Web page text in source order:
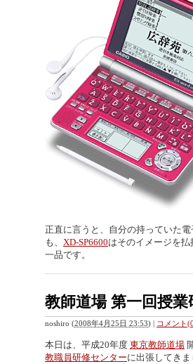
正直に言うと、自分の持っていた
も、 XD-SP6600はそのイメージを
一品です。
教師道場 第一回授業
noshiro (2008年4月25日 23:53) コメント
本日は、平成20年度 東京教師道場
教職員研修センターに出張してきま